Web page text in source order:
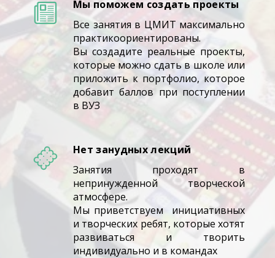
Мы поможем создать проекты
Все занятия в ЦМИТ максимально
практикоориентированы.
Вы создадите реальные проекты,
которые можно сдать в школе или
приложить к портфолио, которое
добавит баллов при поступлении
в ВУЗ
Нет занудных лекций
Занятия проходят в
непринужденной творческой
атмосфере.
Мы приветствуем инициативных
и творческих ребят, которые хотят
развиваться и творить
индивидуально и в командах